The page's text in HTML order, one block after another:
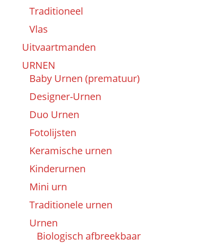
Traditioneel
Vlas
Uitvaartmanden
URNEN
Baby Urnen (prematuur)
Designer-Urnen
Duo Urnen
Fotolijsten
Keramische urnen
Kinderurnen
Mini urn
Traditionele urnen
Urnen
Biologisch afbreekbaar